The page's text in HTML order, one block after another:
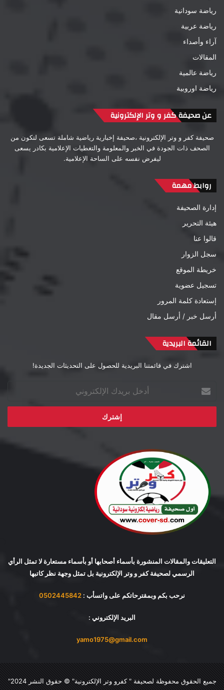
رياضة سودانية
رياضة عربية
آراء وأصداء
المقالات
رياضة عالمية
رياضة اوروبية
عن صحيفة كفر و وتر الإلكترونية
صحيفة كفر و وتر الإلكترونية ،صحيفة إخبارية رياضية شاملة تسعى لتكون من
الصحف ذات الجودة في الخبر والمعلومة والتغطيات الإعلامية بكادر يسعى
ليفرض نفسه على الساحة الإعلامية.
روابط مهمة
إدارة الصحيفة
هيئة التحرير
قالوا عنا
سجل الزوار
خريطة الموقع
تسجيل عضوية
إستعادة كلمة المرور
أرسل خبر / أرسل مقال
القائمة البريدية
اشترك في قائمتنا البريدية للحصول على التحديثات الجديدة!
أدخل
بريدك
الإلكتروني
التعليقات والمقالات المنشورة بأسماء أصحابها أو بأسماء مستعارة لا تمثل الرأي
الرسمي لصحيفة كفر و وتر الإلكترونية بل تمثل وجهة نظر كاتبها
نرحب بكم وبمقترحاتكم على واتسأب : 0502445842
البريد الإلكتروني :
yamo1975@gmail.com
جميع الحقوق محفوظة لصحيفة "كفرو وتر الإلكترونية" © حقوق النشر 2024"